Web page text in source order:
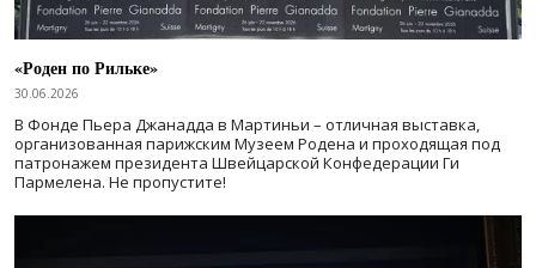
«Роден по Рильке»
30.06.2026
В Фонде Пьера Джанадда в Мартиньи – отличная выставка,
организованная парижским Музеем Родена и проходящая под
патронажем президента Швейцарской Конфедерации Ги
Пармелена. Не пропустите!